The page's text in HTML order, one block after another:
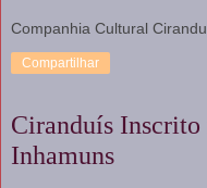
Companhia Cultural
Compartilhar
Ciranduís
Inhamuns